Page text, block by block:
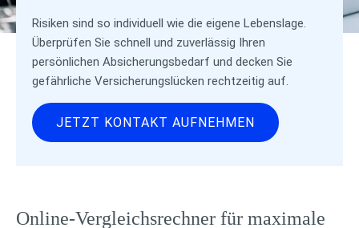
Risiken sind so individuell wie die eigene Lebenslage.
Überprüfen Sie schnell und zuverlässig Ihren
persönlichen Absicherungsbedarf und decken Sie
gefährliche Versicherungslücken rechtzeitig auf.
JETZT KONTAKT AUFNEHMEN
Online-Vergleichsrechner für maximale